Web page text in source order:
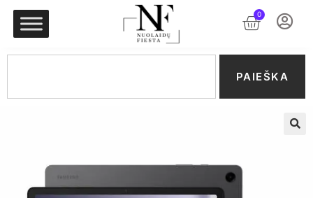
0
PAIEŠKA